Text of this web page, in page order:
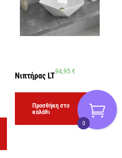
Νιπτήρας LT94,95€
Προσθήκη στο
καλάθι
0